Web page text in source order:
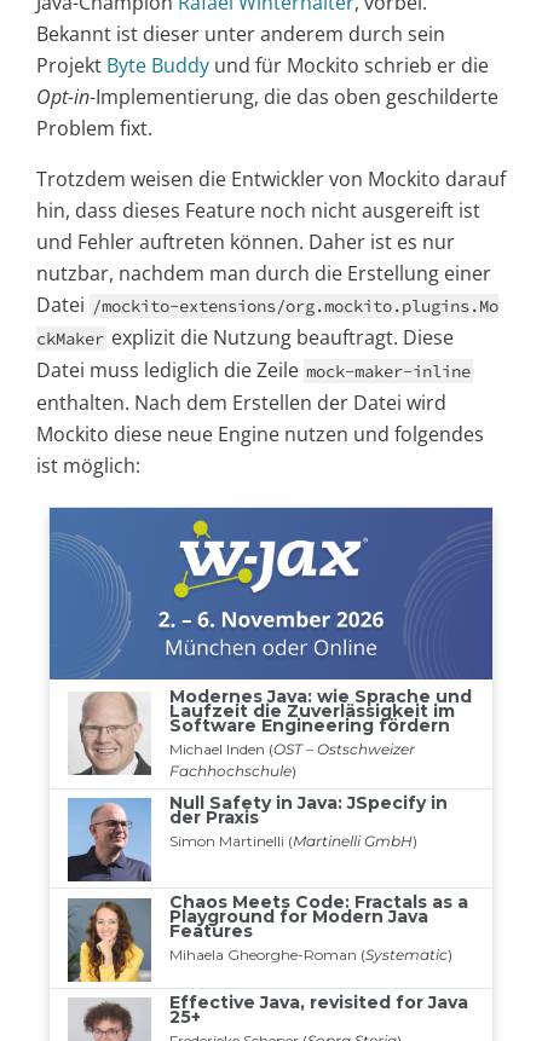
Bekannt ist dieser unter anderem durch sein
Projekt Byte Buddy und für Mockito schrieb er die
Opt-in-Implementierung, die das oben geschilderte
Problem fixt.
Trotzdem weisen die Entwickler von Mockito darauf
hin, dass dieses Feature noch nicht ausgereift ist
und Fehler auftreten können. Daher ist es nur
nutzbar, nachdem man durch die Erstellung einer
Datei /mockito-extensions/org.mockito.plugins.Mo
ckMaker explizit die Nutzung beauftragt. Diese
Datei muss lediglich die Zeile mock-maker-inline
enthalten. Nach dem Erstellen der Datei wird
Mockito diese neue Engine nutzen und folgendes
ist möglich: